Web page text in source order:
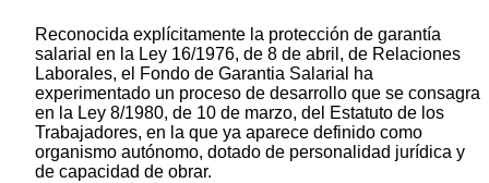
Reconocida explícitamente la protección de garantía
salarial en la Ley 16/1976, de 8 de abril, de Relaciones
Laborales, el Fondo de Garantia Salarial ha
experimentado un proceso de desarrollo que se consagra
en la Ley 8/1980, de 10 de marzo, del Estatuto de los
Trabajadores, en la que ya aparece definido como
organismo autónomo, dotado de personalidad jurídica y
de capacidad de obrar.